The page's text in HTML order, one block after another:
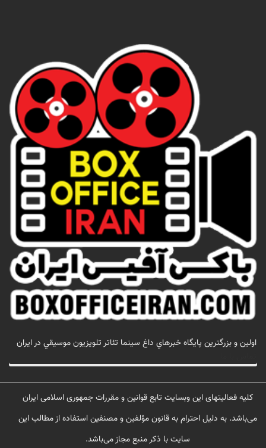
اولين و بزرگترين پايگاه خبرهاي داغ سينما تئاتر تلويزيون موسيقي در ايران
کلیه فعالیتهای این وبسایت تابع قوانین و مقررات جمهوری اسلامی ایران
می‌باشد. به دلیل احترام به قانون مؤلفین و مصنفین استفاده از مطالب این
سایت با ذکر منبع مجاز می‌باشد.